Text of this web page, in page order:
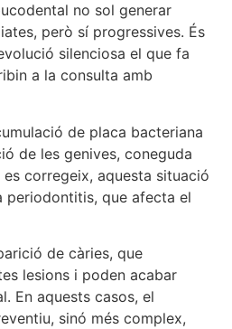
no sol generar
però sí progressives. És
silenciosa el que fa
a la consulta amb
de placa bacteriana
de les genives, coneguda
corregeix, aquesta situació
periodontitis, que afecta el
de càries, que
lesions i poden acabar
En aquests casos, el
sinó més complex,